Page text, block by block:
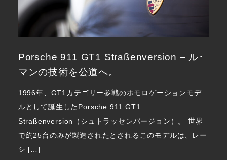
Porsche 911 GT1 Straßenversion – ル･
マンの技術を公道へ。
1996年、GT1カテゴリー参戦のホモロゲーションモデ
ルとして誕生したPorsche 911 GT1
Straßenversion（シュトラッセンバージョン）。 世界
で約25台のみが製造されたとされるこのモデルは、レー
シ […]